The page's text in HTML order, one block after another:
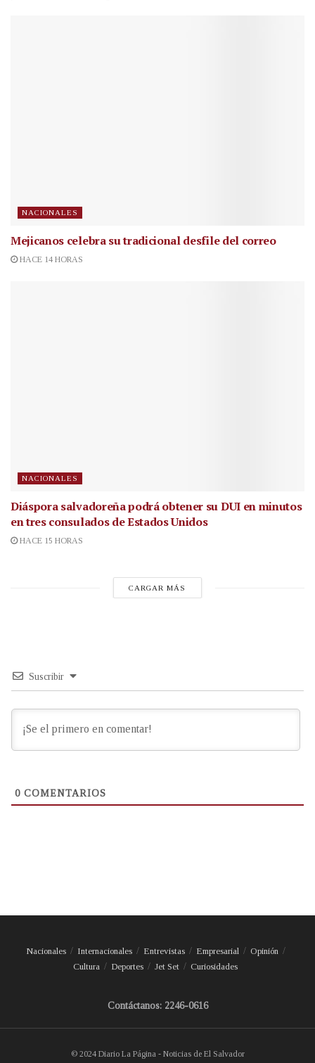
NACIONALES
Mejicanos celebra su tradicional desfile del correo
HACE 14 HORAS
NACIONALES
Diáspora salvadoreña podrá obtener su DUI en minutos
en tres consulados de Estados Unidos
HACE 15 HORAS
CARGAR MÁS
Suscribir
0 COMENTARIOS
Nacionales Internacionales Entrevistas Empresarial
Opinión
Cultura
Deportes Jet Set Curiosidades
Contáctanos: 2246-0616
© 2024 Diario La Página - Noticias de El Salvador